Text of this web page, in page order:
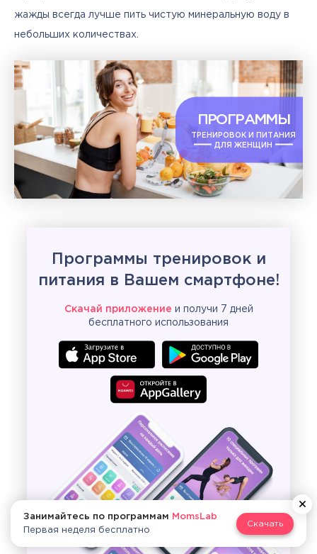
жажды всегда лучше пить чистую минеральную воду в
небольших количествах.
ПРОГРАММЫ
ТРЕНИРОВОК И ПИТАНИЯ
ДЛЯ ЖЕНЩИН
Программы тренировок и
питания в Вашем смартфоне!
Скачай приложение и получи 7 дней
бесплатного использования
Занимайтесь по программам
MomsLab
Первая неделя бесплатно
Скачать